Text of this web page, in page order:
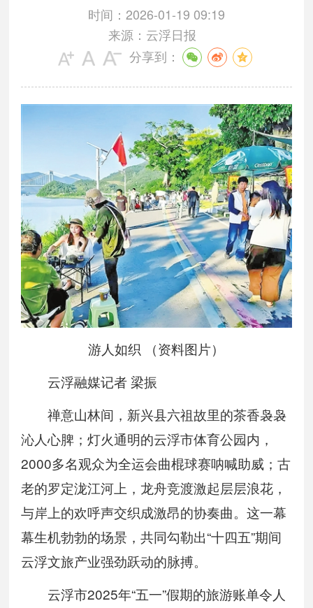
时间：2026-01-19 09:19
来源：云浮日报
分享到：
游人如织 （资料图片）
云浮融媒记者 梁振
禅意山林间，新兴县六祖故里的茶香袅袅
沁人心脾；灯火通明的云浮市体育公园内，
2000多名观众为全运会曲棍球赛呐喊助威；古
老的罗定泷江河上，龙舟竞渡激起层层浪花，
与岸上的欢呼声交织成激昂的协奏曲。这一幕
幕生机勃勃的场景，共同勾勒出“十四五”期间
云浮文旅产业强劲跃动的脉搏。
云浮市2025年“五一”假期的旅游账单令人